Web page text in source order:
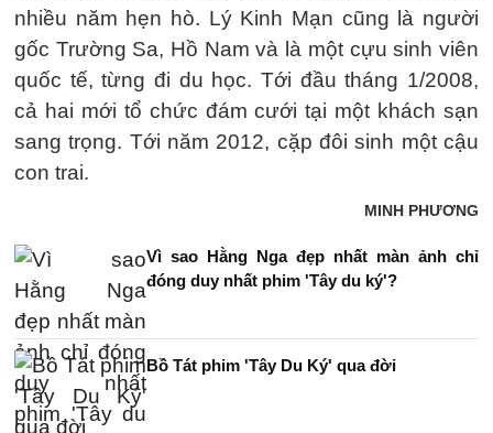
nhiều năm hẹn hò. Lý Kinh Mạn cũng là người
gốc Trường Sa, Hồ Nam và là một cựu sinh viên
quốc tế, từng đi du học. Tới đầu tháng 1/2008,
cả hai mới tổ chức đám cưới tại một khách sạn
sang trọng. Tới năm 2012, cặp đôi sinh một cậu
con trai.
MINH PHƯƠNG
Vì sao Hằng Nga đẹp nhất màn ảnh chỉ
đóng duy nhất phim 'Tây du ký'?
Bồ Tát phim 'Tây Du Ký' qua đời